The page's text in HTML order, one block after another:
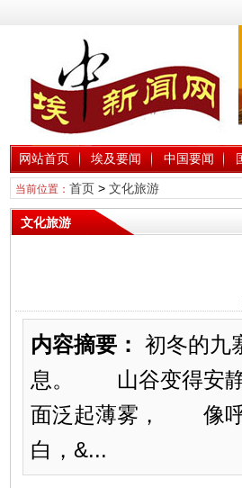
网站首页 埃及要闻 中国要闻
当前位置： 首页> 文化旅游
文化旅游
内容摘要： 初冬的
息。 山谷变得安
面泛起薄雾， 像
白，&...